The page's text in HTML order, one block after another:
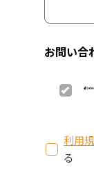
お問い合
利用
る